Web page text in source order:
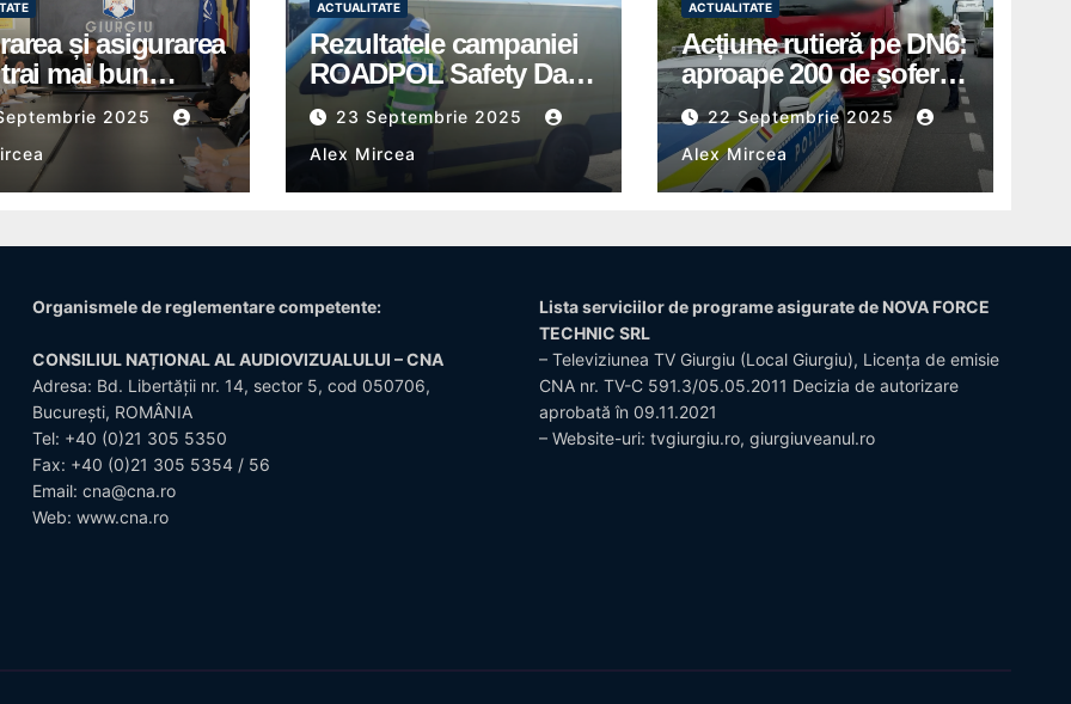
și asigurarea
mai bun
cetățenii romi,
pentru
publice
2025
ACTUALITATE
Rezultatele campaniei
ROADPOL Safety Days
– o zi fără decese în
trafic
23 Septembrie 2025
Alex Mircea
ACTUALITATE
Acțiune rutieră pe DN6:
aproape 200 de șoferi
amendați de polițiștii
din Mihăilești
22 Septembrie 2025
Alex Mircea
Organismele de reglementare competente:
CONSILIUL NAȚIONAL AL AUDIOVIZUALULUI – CNA
Adresa: Bd. Libertății nr. 14, sector 5, cod 050706,
București, ROMÂNIA
Tel: +40 (0)21 305 5350
Fax: +40 (0)21 305 5354 / 56
Email: cna@cna.ro
Web: www.cna.ro
Lista serviciilor de programe asigurate de NOVA FORCE
TECHNIC SRL
– Televiziunea TV Giurgiu (Local Giurgiu), Licența de emisie
CNA nr. TV-C 591.3/05.05.2011 Decizia de autorizare
aprobată în 09.11.2021
– Website-uri: tvgiurgiu.ro, giurgiuveanul.ro